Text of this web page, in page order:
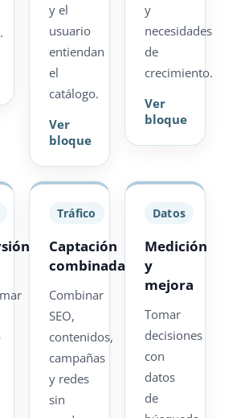
y el
usuario
entiendan
el
catálogo.
Ver
bloque
y
necesidades
de
crecimiento.
Ver
bloque
Tráfico
Captación
combinada
Combinar
SEO,
contenidos,
campañas
y redes
sin
Datos
Medición
y
mejora
Tomar
decisiones
con
datos
de